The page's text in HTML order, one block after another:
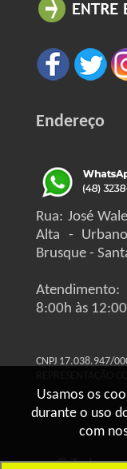
Usamos os
durante o uso
com
Endereço
Rua: José
Alta -
Brusque -
8:00h às
CNPJ 17.038.947/
© Todos os